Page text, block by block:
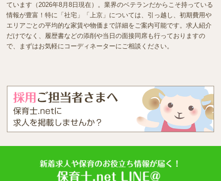
ています（2026年8月8日現在）。業界のベテランだからこそ持っている
情報が豊富！特に「社宅」「上京」については、引っ越し、初期費用や
エリアごとの平均的な家賃や物価まで詳細をご案内可能です。求人紹介
だけでなく、履歴書などの添削や当日の面接同席も行っておりますの
で、まずはお気軽にコーディネーターにご相談ください。